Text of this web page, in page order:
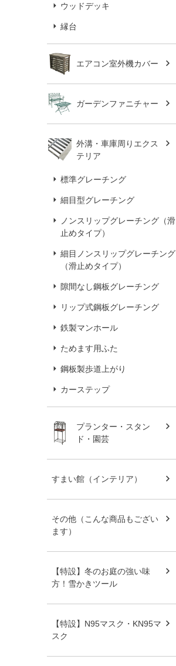
ウッドデッキ
縁台
エアコン室外機カバー
ガーデンファニチャー
外溝・車庫周りエクス
テリア
標準グレーチング
細目型グレーチング
ノンスリップグレーチング（滑
止めタイプ）
細目ノンスリップグレーチング
（滑止めタイプ）
隙間なし鋼板グレーチング
リップ式鋼板グレーチング
鉄製マンホール
ためます用ふた
鋼板製歩道上がり
カーステップ
プランター・スタン
ド・園芸
すまい館（インテリア）
その他（こんな商品もござい
ます）
【特設】冬のお庭の強い味
方！雪かきツール
【特設】N95マスク・KN95マ
スク